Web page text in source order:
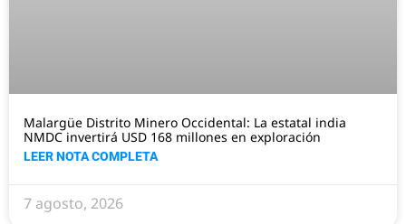
Malargüe Distrito Minero Occidental: La estatal india
NMDC invertirá USD 168 millones en exploración
LEER NOTA COMPLETA
7 agosto, 2026